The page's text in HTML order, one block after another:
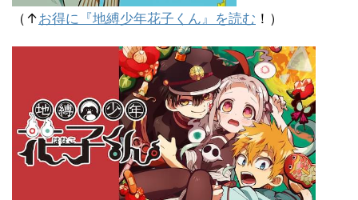
（↑お得に『地縛少年花子くん』を読む ！）